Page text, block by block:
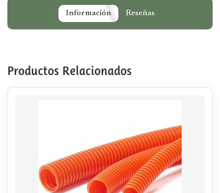
Información Reseñas
Productos Relacionados